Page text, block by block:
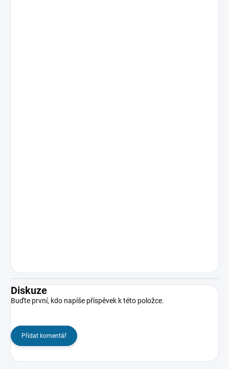
Diskuze
Buďte první, kdo napíše příspěvek k této položce.
Přidat komentář